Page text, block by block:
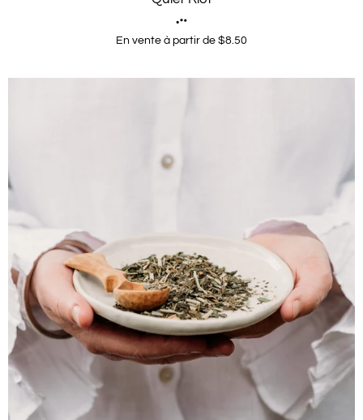
En vente à partir de $8.50